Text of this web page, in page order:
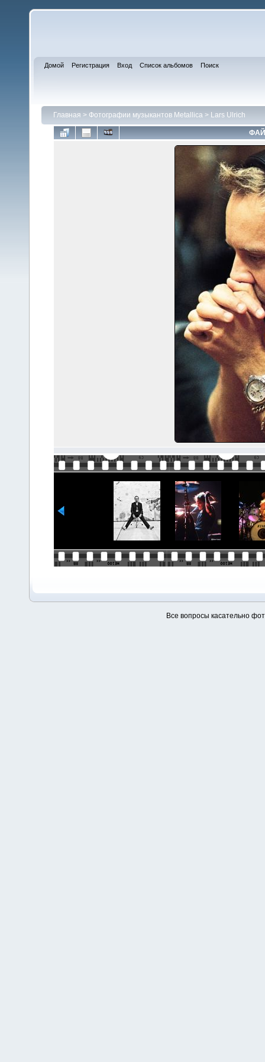
Домой Регистрация Вход Список альбомов Поиск
Главная > Фотографии музыкантов Metallica > Lars Ulrich
Все вопросы касательно